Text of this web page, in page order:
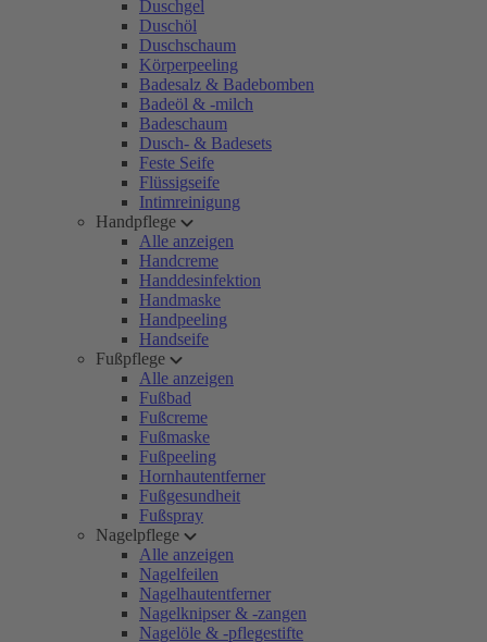
Duschgel
Duschöl
Duschschaum
Körperpeeling
Badesalz & Badebomben
Badeöl & -milch
Badeschaum
Dusch- & Badesets
Feste Seife
Flüssigseife
Intimreinigung
Handpflege
Alle anzeigen
Handcreme
Handdesinfektion
Handmaske
Handpeeling
Handseife
Fußpflege
Alle anzeigen
Fußbad
Fußcreme
Fußmaske
Fußpeeling
Hornhautentferner
Fußgesundheit
Fußspray
Nagelpflege
Alle anzeigen
Nagelfeilen
Nagelhautentferner
Nagelknipser & -zangen
Nagelöle & -pflegestifte